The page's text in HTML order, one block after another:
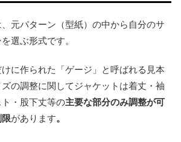
元パターン（型紙）の中から自分のサ
選ぶ形式です。
に作られた「ゲージ」と呼ばれる見本
の調整に関してジャケットは着丈・袖
・股下丈等の主要な部分のみ調整が可
限があります。